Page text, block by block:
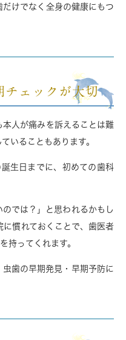
けでなく全身の健康にもつ
ェックが大切
人が痛みを訴えることは難
いることもあります。
誕生日までに、初めての歯科
のでは？」と思われるかもし
慣れておくことで、歯医者
持ってくれます。
歯の早期発見・早期予防に